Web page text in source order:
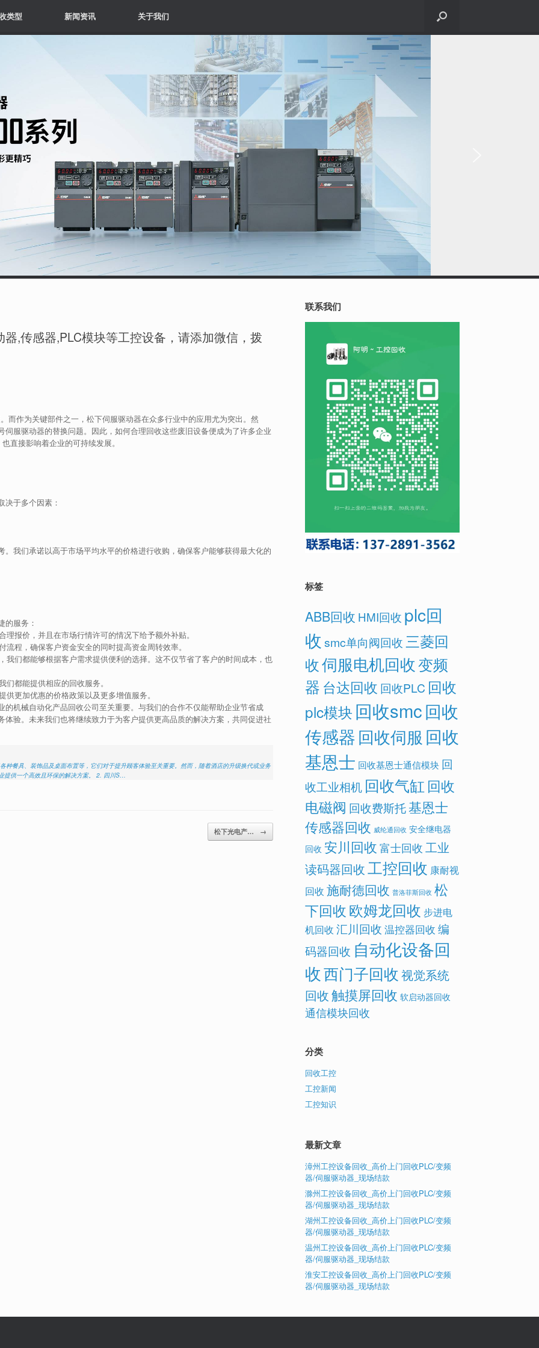
类型 新闻资讯 关于我们
,传感器,PLC模块等工控设备，请添加微信，拨
而作为关键部件之一，松下伺服驱动器在众多行业中的应用尤为突出。然
服驱动器的替换问题。因此，如何合理回收这些废旧设备便成为了许多企业
直接影响着企业的可持续发展。
决于多个因素：
我们承诺以高于市场平均水平的价格进行收购，确保客户能够获得最大化的
的服务：
理报价，并且在市场行情许可的情况下给予额外补贴。
流程，确保客户资金安全的同时提高资金周转效率。
我们都能够根据客户需求提供便利的选择。这不仅节省了客户的时间成本，也
们都能提供相应的回收服务。
供更加优惠的价格政策以及更多增值服务。
机械自动化产品回收公司至关重要。与我们的合作不仅能帮助企业节省成
验。未来我们也将继续致力于为客户提供更高品质的解决方案，共同促进社
种餐具、装饰品及桌面布置等，它们对于提升顾客体验至关重要。然而，随着酒店的升级换代或业务
提供一个高效且环保的解决方案。 2. 四川S…
松下光电产… →
联系我们
标签
ABB回收 HMI回收 plc回
收 smc单向阀回收三菱回
收伺服电机回收变频
器 台达回收 回收PLC 回收
plc模块 回收smc回收
传感器回收伺服 回收
基恩士 回收基恩士通信模块 回
收工业相机 回收气缸 回收
电磁阀 回收费斯托基恩士
传感器回收 威纶通回收 安全继电器
回收 安川回收 富士回收 工业
读码器回收工控回收 康耐视
回收 施耐德回收 普洛菲斯回收 松
下回收欧姆龙回收 步进电
机回收 汇川回收 温控器回收 编
码器回收 自动化设备回
收西门子回收视觉系统
回收触摸屏回收 软启动器回收
通信模块回收
分类
回收工控
工控新闻
工控知识
最新文章
漳州工控设备回收_高价上门回收PLC/变频
器/伺服驱动器_现场结款
滁州工控设备回收_高价上门回收PLC/变频
器/伺服驱动器_现场结款
湖州工控设备回收_高价上门回收PLC/变频
器/伺服驱动器_现场结款
温州工控设备回收_高价上门回收PLC/变频
器/伺服驱动器_现场结款
淮安工控设备回收_高价上门回收PLC/变频
器/伺服驱动器_现场结款